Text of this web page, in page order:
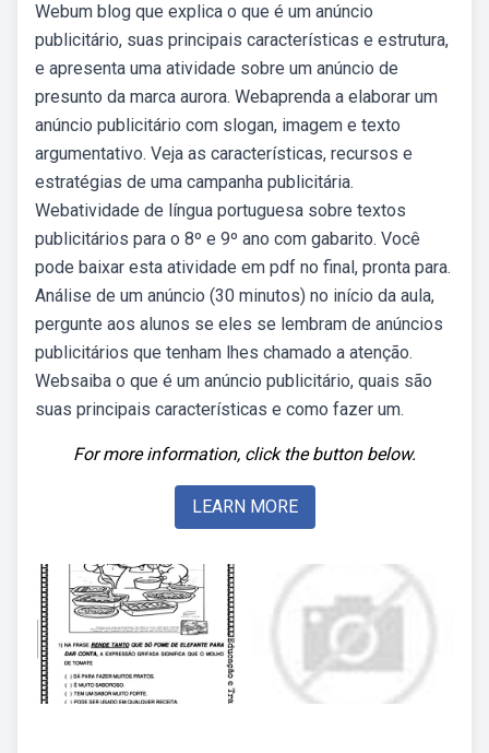
Webum blog que explica o que é um anúncio
publicitário, suas principais características e estrutura,
e apresenta uma atividade sobre um anúncio de
presunto da marca aurora. Webaprenda a elaborar um
anúncio publicitário com slogan, imagem e texto
argumentativo. Veja as características, recursos e
estratégias de uma campanha publicitária.
Webatividade de língua portuguesa sobre textos
publicitários para o 8º e 9º ano com gabarito. Você
pode baixar esta atividade em pdf no final, pronta para.
Análise de um anúncio (30 minutos) no início da aula,
pergunte aos alunos se eles se lembram de anúncios
publicitários que tenham lhes chamado a atenção.
Websaiba o que é um anúncio publicitário, quais são
suas principais características e como fazer um.
For more information, click the button below.
LEARN MORE